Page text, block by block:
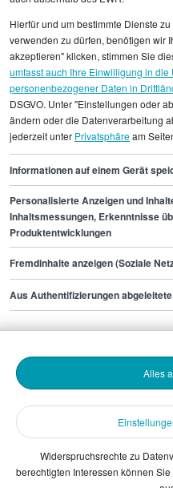
statistischen
Durchschnittswerte
einzelnen
Gehaltsinformationen IT
Testanalyst/in München
Finde den
der zu dir
Bewerbende
The Stepstone Group
Hierfür und um bestimmte Dienste
verwenden zu dürfen, benötigen wir
akzeptieren" klicken, stimmen Sie
umfasst auch Ihre Einwilligung in die
personenbezogener Daten in
DSGVO. Unter "Einstellungen oder
ändern oder die Datenverarbeitung
jederzeit unter Privatsphäream
Informationen auf einem Gerät
Personalisierte Anzeigen und
Inhaltsmessungen, Erkenntnisse
Produktentwicklungen
Fremdinhalte anzeigen (Soziale
Aus Authentifizierungen
Alles
Widerspruchsrechte zu
berechtigten Interessen können